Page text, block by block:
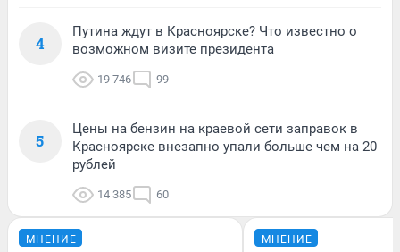
4
Путина ждут в Красноярске? Что известно о
возможном визите президента
19 746 99
5
Цены на бензин на краевой сети заправок в
Красноярске внезапно упали больше чем на 20
рублей
14 385 60
МНЕНИЕ МНЕНИЕ